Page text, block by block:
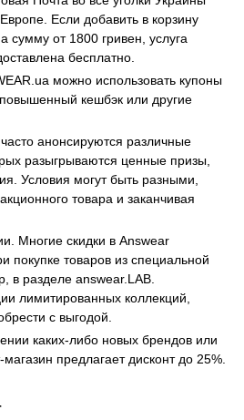
Если добавить в корзину
сумму от 1800 гривен, услуга
бесплатно.
можно использовать купоны
кешбэк или другие
анонсируются различные
разыгрываются ценные призы,
Условия могут быть разными,
товара и заканчивая
Многие скидки в Answear
покупке товаров из специальной
в разделе answear.LAB.
лимитированных коллекций,
с выгодой.
каких-либо новых брендов или
предлагает дисконт до 25%.